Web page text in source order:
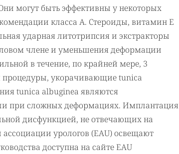
могут быть эффективны у некоторых
класса А. Стероиды, витамин Е
ударная литотрипсия и экстракторы
члене и уменьшения деформации
в течение, по крайней мере, 3
процедуры, укорачивающие tunica
tunica albuginea являются
при сложных деформациях. Имплантация
дисфункцией, не отвечающих на
урологов (EAU) освещают
доступна на сайте EAU